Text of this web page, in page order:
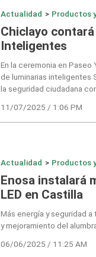
Actualidad > Productos
Chiclayo
Inteligentes
En la ceremonia en Paseo
de luminarias inteligentes
la seguridad ciudadana
11/07/2025 / 1:06 PM
Actualidad > Productos
Enosa instalará
LED en Castilla
Más energía y seguridad
y mejoramiento del
06/06/2025 / 11:25 AM